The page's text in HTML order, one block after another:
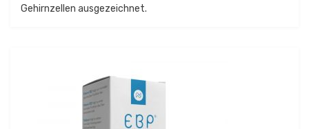
Gehirnzellen ausgezeichnet.